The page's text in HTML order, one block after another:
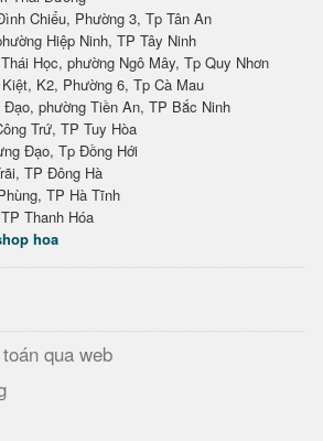
Chiểu, Phường 3, Tp Tân An
Hiệp Ninh, TP Tây Ninh
Học, phường Ngô Mây, Tp Quy Nhơn
K2, Phường 6, Tp Cà Mau
Đạo, phường Tiền An, TP Bắc Ninh
Trứ, TP Tuy Hòa
Đạo, Tp Đồng Hới
TP Đông Hà
TP Hà Tĩnh
Thanh Hóa
hoa
qua web